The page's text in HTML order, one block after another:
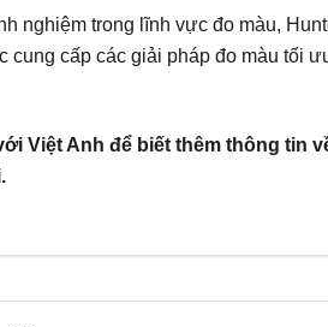
nghiệm trong lĩnh vực đo màu,
cung cấp các giải pháp đo màu tối
Việt Anh để biết thêm thông tin